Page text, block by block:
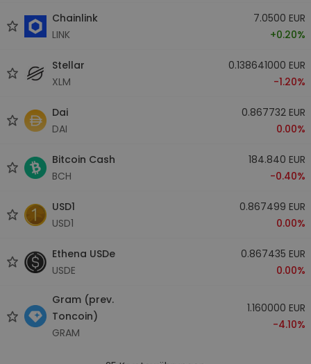
Chainlink
LINK
7.0500 EUR
+0.20%
Stellar
XLM
0.138641000 EUR
-1.20%
Dai
DAI
0.867732 EUR
0.00%
Bitcoin Cash
BCH
184.840 EUR
-0.40%
USD1
USD1
0.867499 EUR
0.00%
Ethena USDe
USDE
0.867435 EUR
0.00%
Gram (prev.
Toncoin)
GRAM
1.160000 EUR
-4.10%